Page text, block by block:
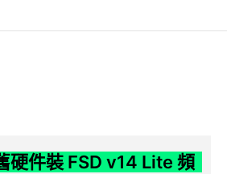
硬件裝 FSD v14 Lite 頻